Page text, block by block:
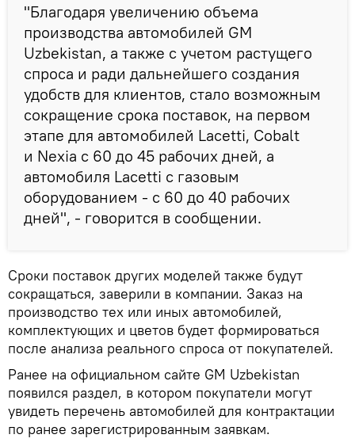
"Благодаря увеличению объема
производства автомобилей GM
Uzbekistan, а также с учетом растущего
спроса и ради дальнейшего создания
удобств для клиентов, стало возможным
сокращение срока поставок, на первом
этапе для автомобилей Lacetti, Cobalt
и Nexia с 60 до 45 рабочих дней, а
автомобиля Lacetti с газовым
оборудованием - с 60 до 40 рабочих
дней", - говорится в сообщении.
Сроки поставок других моделей также будут
сокращаться, заверили в компании. Заказ на
производство тех или иных автомобилей,
комплектующих и цветов будет формироваться
после анализа реального спроса от покупателей.
Ранее на официальном сайте GM Uzbekistan
появился раздел, в котором покупатели могут
увидеть перечень автомобилей для контрактации
по ранее зарегистрированным заявкам.